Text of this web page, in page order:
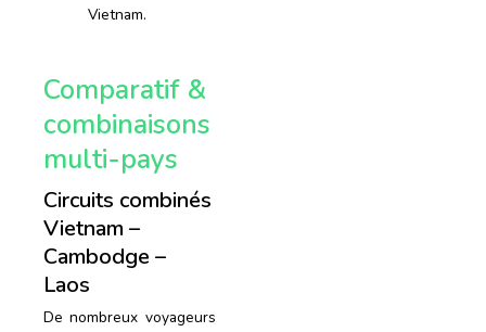
Vietnam.
Comparatif &
combinaisons
multi-pays
Circuits combinés
Vietnam –
Cambodge –
Laos
De nombreux voyageurs